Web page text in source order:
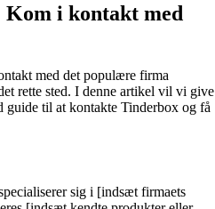
i kontakt med
med det populære firma
rette sted. I denne artikel vil vi give
guide til at kontakte Tinderbox og få
sig i [indsæt firmaets